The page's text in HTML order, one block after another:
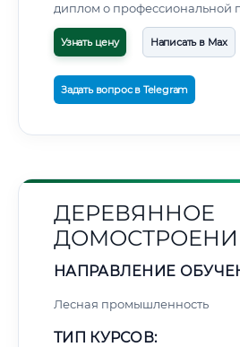
диплом о профессиональной
Узнать цену Написать в Max
Задать вопрос в Telegram
ДЕРЕВЯННОЕ
НАПРАВЛЕНИЕ
Лесная промышленность
ТИП КУРСОВ: